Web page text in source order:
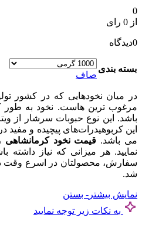
0
از 0 رای
0دیدگاه
بسته بندی
صاف
در میان نخودهایی که در کشور
مرغوب ترین هاست. نخود به طور
این کربوهیدرات‌های پیچیده و
می باشد. قیمت نخود کرمانشاهی
نمایید. هر میزانی که نیاز داشته
سفارش، محصولتان در اسرع وقت
شد.
نمایش بیشتر - بستن
به نکات زیر توجه نمایید